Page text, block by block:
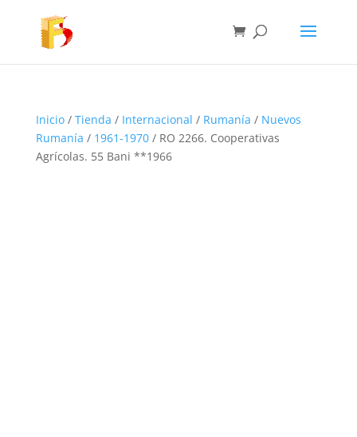
Inicio/ Tienda / Internacional / Rumanía / Nuevos
Rumanía / 1961-1970/ RO 2266. Cooperativas
Agrícolas. 55 Bani **1966